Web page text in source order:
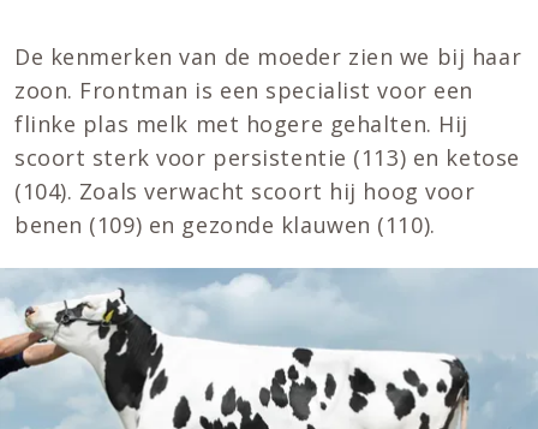
De kenmerken van de moeder zien we bij haar
zoon. Frontman is een specialist voor een
flinke plas melk met hogere gehalten. Hij
scoort sterk voor persistentie (113) en ketose
(104). Zoals verwacht scoort hij hoog voor
benen (109) en gezonde klauwen (110).